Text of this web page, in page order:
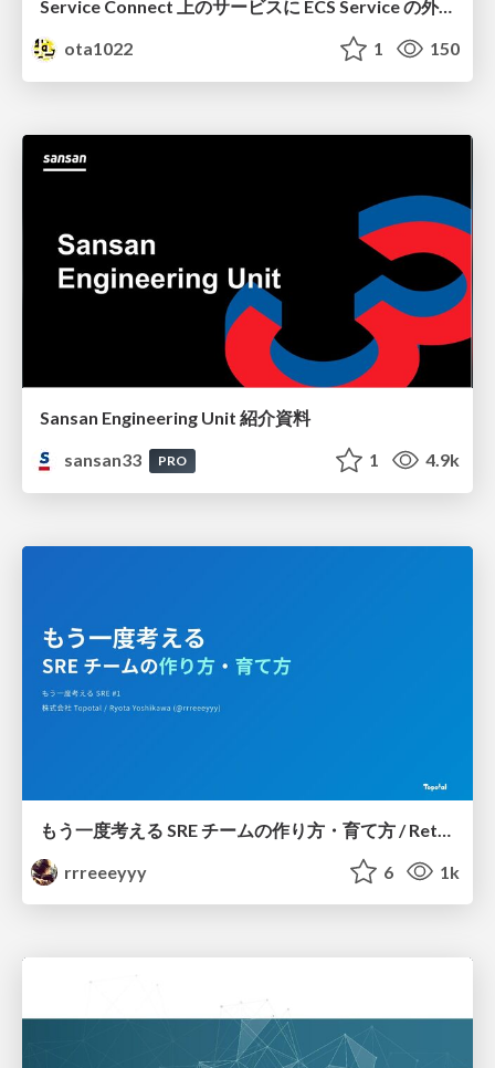
Service Connect 上のサービスに ECS Service の外側から到達できなかった話
ota1022
1 150
Sansan Engineering Unit 紹介資料
sansan33
PRO 1 4.9k
rrreeeyyy
6 1k